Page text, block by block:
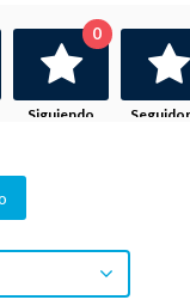
Siguiendo
0